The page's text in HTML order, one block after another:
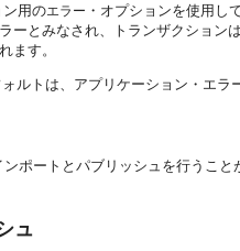
ン用のエラー ・オプションを使用し
ーとみなされ、トランザクショ
ます。
ルトは、アプリケーション・エラ
ポートとパブリッシュを行うこと
ュ